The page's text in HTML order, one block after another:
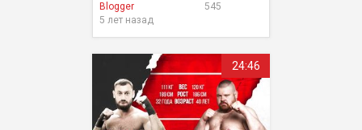
545
Blogger
5 лет назад
24:46